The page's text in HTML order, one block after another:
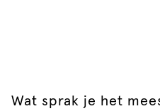
Wat sprak je het